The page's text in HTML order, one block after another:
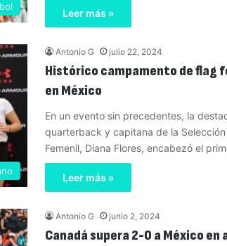
Leer más »
Antonio G julio 22, 2024
Histórico campamento de flag
en México
En un evento sin precedentes, la
quarterback y capitana de la
Femenil, Diana Flores, encabezó el
Leer más »
Antonio G junio 2, 2024
Canadá supera 2-0 a México en